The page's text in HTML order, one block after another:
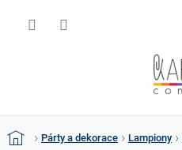
DomůPárty a dekorace Lampiony